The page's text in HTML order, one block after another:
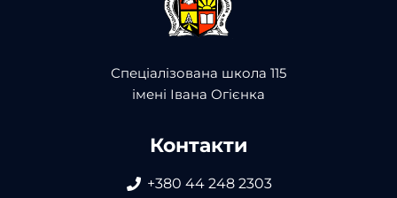
Спеціалізована школа 115
імені Івана Огієнка
Контакти
+380 44 248 2303